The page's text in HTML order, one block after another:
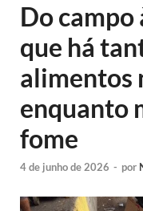
Do
que há
alimentos
enquanto
fome
4 de junho de 2026 - por